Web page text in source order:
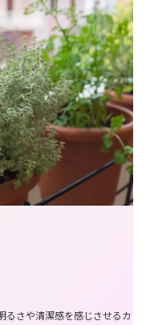
るさや清潔感を感じさせるカ